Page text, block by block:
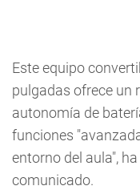
Este equipo
pulgadas ofrece un
autonomía de
funciones
entorno del aula",
comunicado.